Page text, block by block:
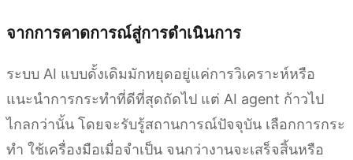
จากการคาดการณ์สู่การดำเนินการ
ระบบ AI แบบดั้งเดิมมักหยุดอยู่แค่การวิเคราะห์หรือ
แนะนำการกระทำที่ดีที่สุดถัดไป แต่ AI agent ก้าวไป
ไกลกว่านั้น โดยจะรับรู้สถานการณ์ปัจจุบัน เลือกการกระ
ทำ ใช้เครื่องมือเมื่อจำเป็น จนกว่างานจะเสร็จสิ้นหรือ